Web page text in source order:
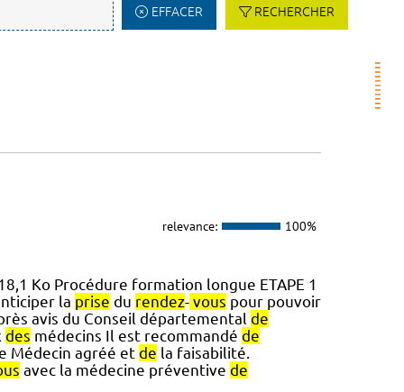
EFFACER RECHERCHER
relevance: 100%
Ko Procédure formation longue ETAPE 1
la prise du rendez- vous pour pouvoir
avis du Conseil départemental de
des médecins Il est recommandé de
Médecin agréé et de la faisabilité.
avec la médecine préventive de